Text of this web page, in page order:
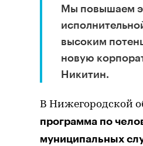
Мы повышаем
высоким
новую
Никитин.
В Нижегородской
программа по
муниципальных